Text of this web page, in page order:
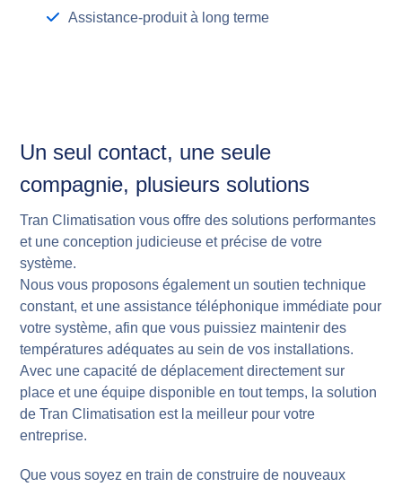
Assistance-produit à long terme
Un seul contact, une seule
compagnie, plusieurs solutions
Tran Climatisation vous offre des solutions performantes
et une conception judicieuse et précise de votre
système.
Nous vous proposons également un soutien technique
constant, et une assistance téléphonique immédiate pour
votre système, afin que vous puissiez maintenir des
températures adéquates au sein de vos installations.
Avec une capacité de déplacement directement sur
place et une équipe disponible en tout temps, la solution
de Tran Climatisation est la meilleur pour votre
entreprise.
Que vous soyez en train de construire de nouveaux